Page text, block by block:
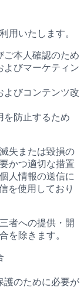
用いたします。
ご本人確認のため
よびマーケティン
よびコンテンツ改
を防止するため
失または毀損の
かつ適切な措置
人情報の送信に
を使用しており
者への提供・開
を除きます。
護のために必要が